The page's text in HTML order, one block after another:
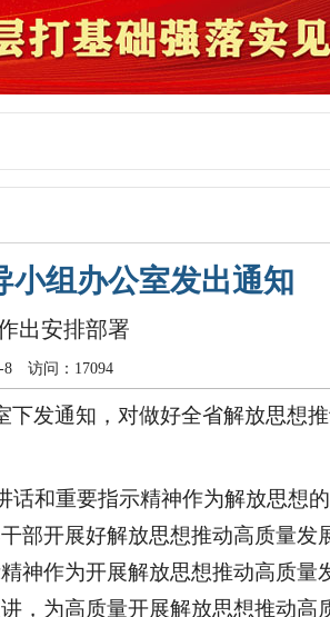
小组办公室发出通知
出安排部署
8 访问：17094
发通知，对做好全省解放思想
和重要指示精神作为解放思想
部开展好解放思想推动高质量发
神作为开展解放思想推动高质量
，为高质量开展解放思想推动高